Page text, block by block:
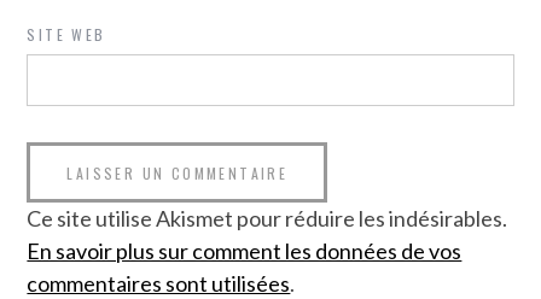
SITE WEB
Ce site utilise Akismet pour réduire les indésirables.
En savoir plus sur comment les données de vos
commentaires sont utilisées.